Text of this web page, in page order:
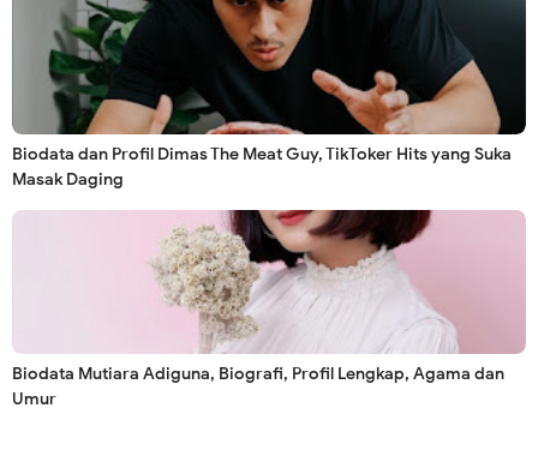
Biodata dan Profil Dimas The Meat Guy, TikToker Hits yang Suka
Masak Daging
Biodata Mutiara Adiguna, Biografi, Profil Lengkap, Agama dan
Umur